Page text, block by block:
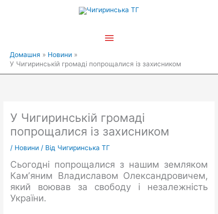
Головне
Домашня
Новини
У Чигиринській громаді попрощалися із захисником
У Чигиринській громаді
попрощалися із захисником
/ Новини / Від Чигиринська ТГ
Сьогодні попрощалися з нашим земляком
Камʼяним Владиславом Олександровичем,
який воював за свободу і незалежність
України.